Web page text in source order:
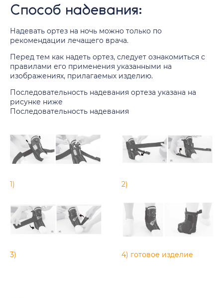
Способ надевания:
Надевать ортез на ночь можно только по
рекомендации лечащего врача.
Перед тем как надеть ортез, следует ознакомиться с
правилами его применения указанными на
изображениях, прилагаемых изделию.
Последовательность надевания ортеза указана на
рисунке ниже
Последовательность надевания
1) 2)
3) 4) готовое изделие